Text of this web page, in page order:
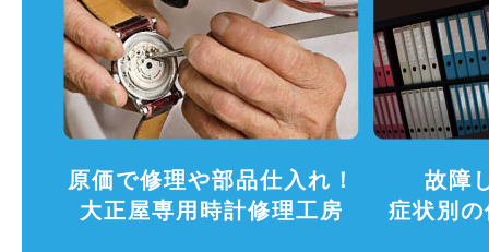
原価で修理や部品仕入れ！
大正屋専用時計修理工房
故障
症状別